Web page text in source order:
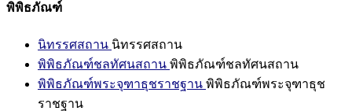
พิพิธภัณฑ์
นิทรรศสถาน นิทรรศสถาน
พิพิธภัณฑ์ชลทัศนสถาน พิพิธภัณฑ์ชลทัศนสถาน
พิพิธภัณฑ์พระจุฑาธุชราชฐาน พิพิธภัณฑ์พระจุฑาธุช
ราชฐาน